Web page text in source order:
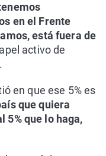
en el Frente
está fuera de
activo de
en que ese 5% es
que quiera
5% que lo haga,